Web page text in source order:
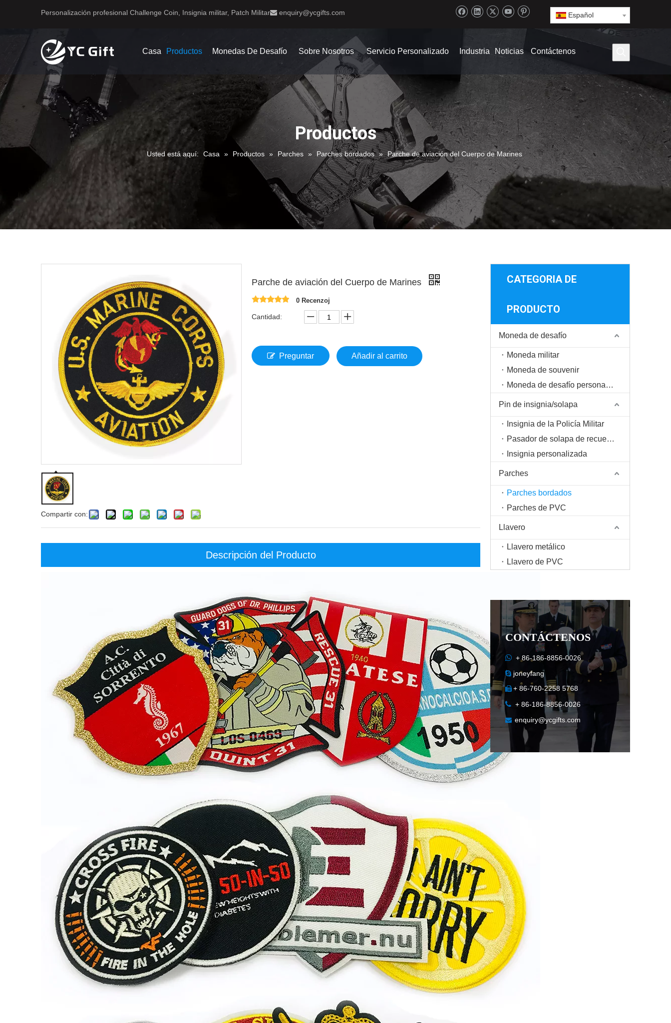
Personalización profesional Challenge Coin, Insignia militar, Patch Militar enquiry@ycgifts.com Español
Casa Productos Monedas De Desafío Sobre Nosotros Servicio Personalizado Industria Noticias Contáctenos
Productos
Usted está aquí: Casa » Productos » Parches » Parches bordados » Parche de aviación del Cuerpo de Marines
Compartir con:
Parche de aviación del Cuerpo de Marines
0 Recenzoj
Cantidad:
Preguntar Añadir al carrito
Descripción del Producto
CATEGORIA DE
PRODUCTO
Moneda de desafío
Moneda militar
Moneda de souvenir
Moneda de desafío personalizada
Pin de insignia/solapa
Insignia de la Policía Militar
Pasador de solapa de recuerdo
Insignia personalizada
Parches
Parches bordados
Parches de PVC
Llavero
Llavero metálico
Llavero de PVC
CONTÁCTENOS
 + 86-186-8856-0026
 joneyfang
 + 86-760-2258 5768
 + 86-186-8856-0026
 enquiry@ycgifts.com